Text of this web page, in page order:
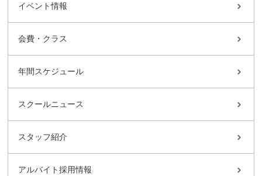
イベント情報
会費・クラス
年間スケジュール
スクールニュース
スタッフ紹介
アルバイト採用情報